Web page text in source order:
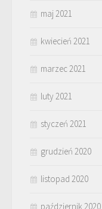
maj 2021
kwiecień 2021
marzec 2021
luty 2021
styczeń 2021
grudzień 2020
listopad 2020
październik 2020